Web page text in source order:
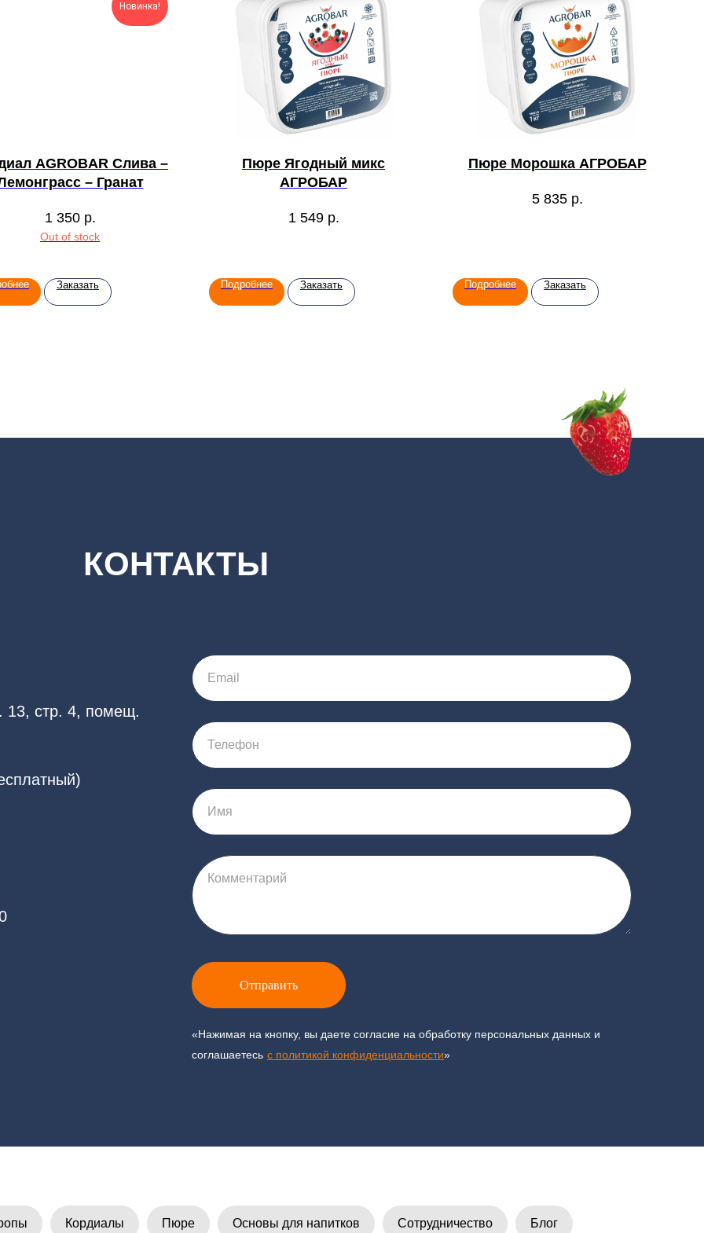
Новинка!
AGROBAR Слива –
– Гранат
1 350 р.
Out of stock
Заказать
Пюре Ягодный микс
АГРОБАР
1 549 р.
Подробнее Заказать
Пюре Морошка АГРОБАР
5 835 р.
Подробнее Заказать
КОНТАКТЫ
13, стр. 4, помещ.
Email
Телефон
Имя
Комментарий
Отправить
«Нажимая на кнопку, вы даете согласие на обработку персональных данных и
соглашаетесь c политикой конфиденциальности»
Кордиалы Пюре Основы для напитков Сотрудничество Блог